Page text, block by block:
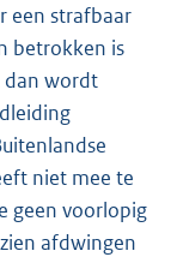
een strafbaar
betrokken is
dan wordt
niet mee te
geen voorlopig
afdwingen